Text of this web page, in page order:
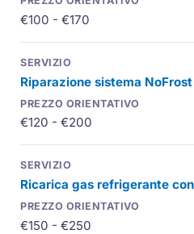
€100 - €170
Riparazione sistema
€120 - €200
Ricarica gas refrigerante
€150 - €250